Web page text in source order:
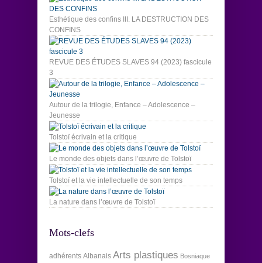
Esthétique des confins III. LA DESTRUCTION DES
CONFINS
REVUE DES ÉTUDES SLAVES 94 (2023) fascicule
3
Autour de la trilogie, Enfance – Adolescence –
Jeunesse
Tolstoï écrivain et la critique
Le monde des objets dans l’œuvre de Tolstoï
Tolstoï et la vie intellectuelle de son temps
La nature dans l’œuvre de Tolstoï
Mots-clefs
adhérents Albanais Arts plastiques Bosniaque